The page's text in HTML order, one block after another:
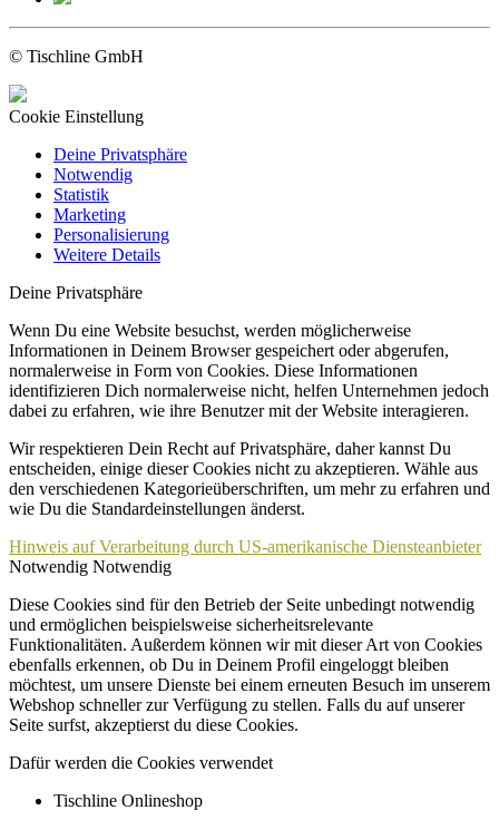
© Tischline GmbH
Cookie Einstellung
Deine Privatsphäre
Notwendig
Statistik
Marketing
Personalisierung
Weitere Details
Deine Privatsphäre
Wenn Du eine Website besuchst, werden möglicherweise
Informationen in Deinem Browser gespeichert oder abgerufen,
normalerweise in Form von Cookies. Diese Informationen
identifizieren Dich normalerweise nicht, helfen Unternehmen jedoch
dabei zu erfahren, wie ihre Benutzer mit der Website interagieren.
Wir respektieren Dein Recht auf Privatsphäre, daher kannst Du
entscheiden, einige dieser Cookies nicht zu akzeptieren. Wähle aus
den verschiedenen Kategorieüberschriften, um mehr zu erfahren und
wie Du die Standardeinstellungen änderst.
Hinweis auf Verarbeitung durch US-amerikanische Diensteanbieter
Notwendig Notwendig
Diese Cookies sind für den Betrieb der Seite unbedingt notwendig
und ermöglichen beispielsweise sicherheitsrelevante
Funktionalitäten. Außerdem können wir mit dieser Art von Cookies
ebenfalls erkennen, ob Du in Deinem Profil eingeloggt bleiben
möchtest, um unsere Dienste bei einem erneuten Besuch im unserem
Webshop schneller zur Verfügung zu stellen. Falls du auf unserer
Seite surfst, akzeptierst du diese Cookies.
Dafür werden die Cookies verwendet
Tischline Onlineshop